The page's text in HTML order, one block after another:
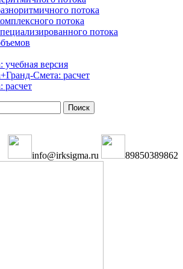
потока
потока
потока
учебная версия
Смета: расчет
расчет
info@irksigma.ru 89850389862